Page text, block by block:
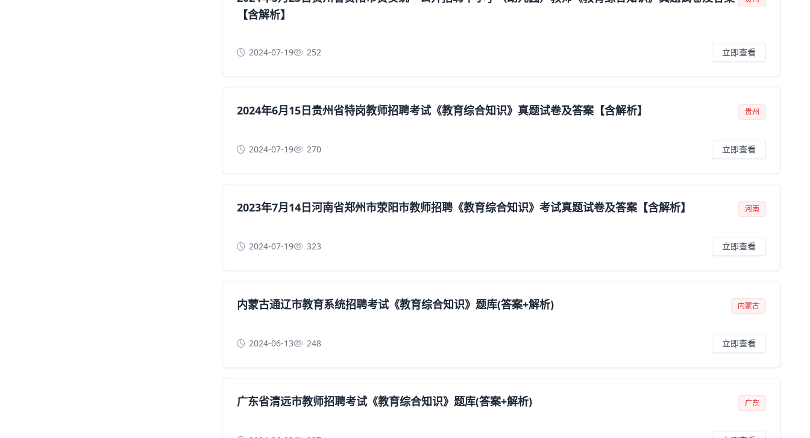
【含解析】
2024-07-19 252 立即查看
2024年6月15日贵州省特岗教师招聘考试《教育综合知识》真题试卷及答案【含解析】 贵州
2024-07-19 270 立即查看
2023年7月14日河南省郑州市荥阳市教师招聘《教育综合知识》考试真题试卷及答案【含解析】 河南
2024-07-19 323 立即查看
内蒙古通辽市教育系统招聘考试《教育综合知识》题库(答案+解析) 内蒙古
2024-06-13 248 立即查看
广东省清远市教师招聘考试《教育综合知识》题库(答案+解析) 广东